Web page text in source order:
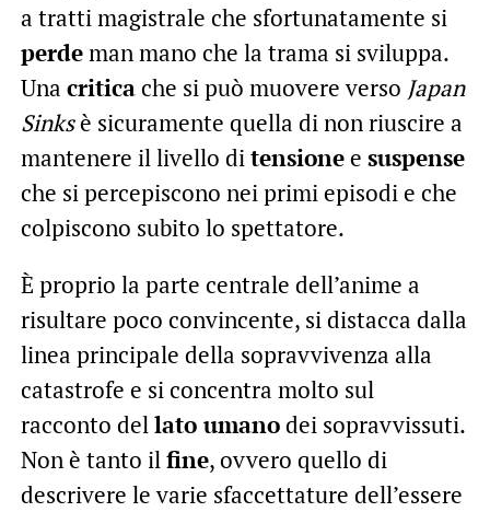
a tratti magistrale che sfortunatamente si
perdeman mano che la trama si sviluppa.
Una criticache si può muovere verso Japan
Sinksè sicuramente quella di non riuscire a
mantenere il livello di tensionee suspense
che si percepiscono nei primi episodi e che
colpiscono subito lo spettatore.
È proprio la parte centrale dell’anime a
risultare poco convincente, si distacca dalla
linea principale della sopravvivenza alla
catastrofe e si concentra molto sul
racconto del lato umanodei sopravvissuti.
Non è tanto il fine, ovvero quello di
descrivere le varie sfaccettature dell’essere